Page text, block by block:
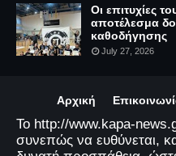
Οι επιτυχίες
αποτέλεσμα
καθοδήγησης
July 27, 2026
Αρχική
Το http://www.kapa-
συνεπώς να ευθύνεται,